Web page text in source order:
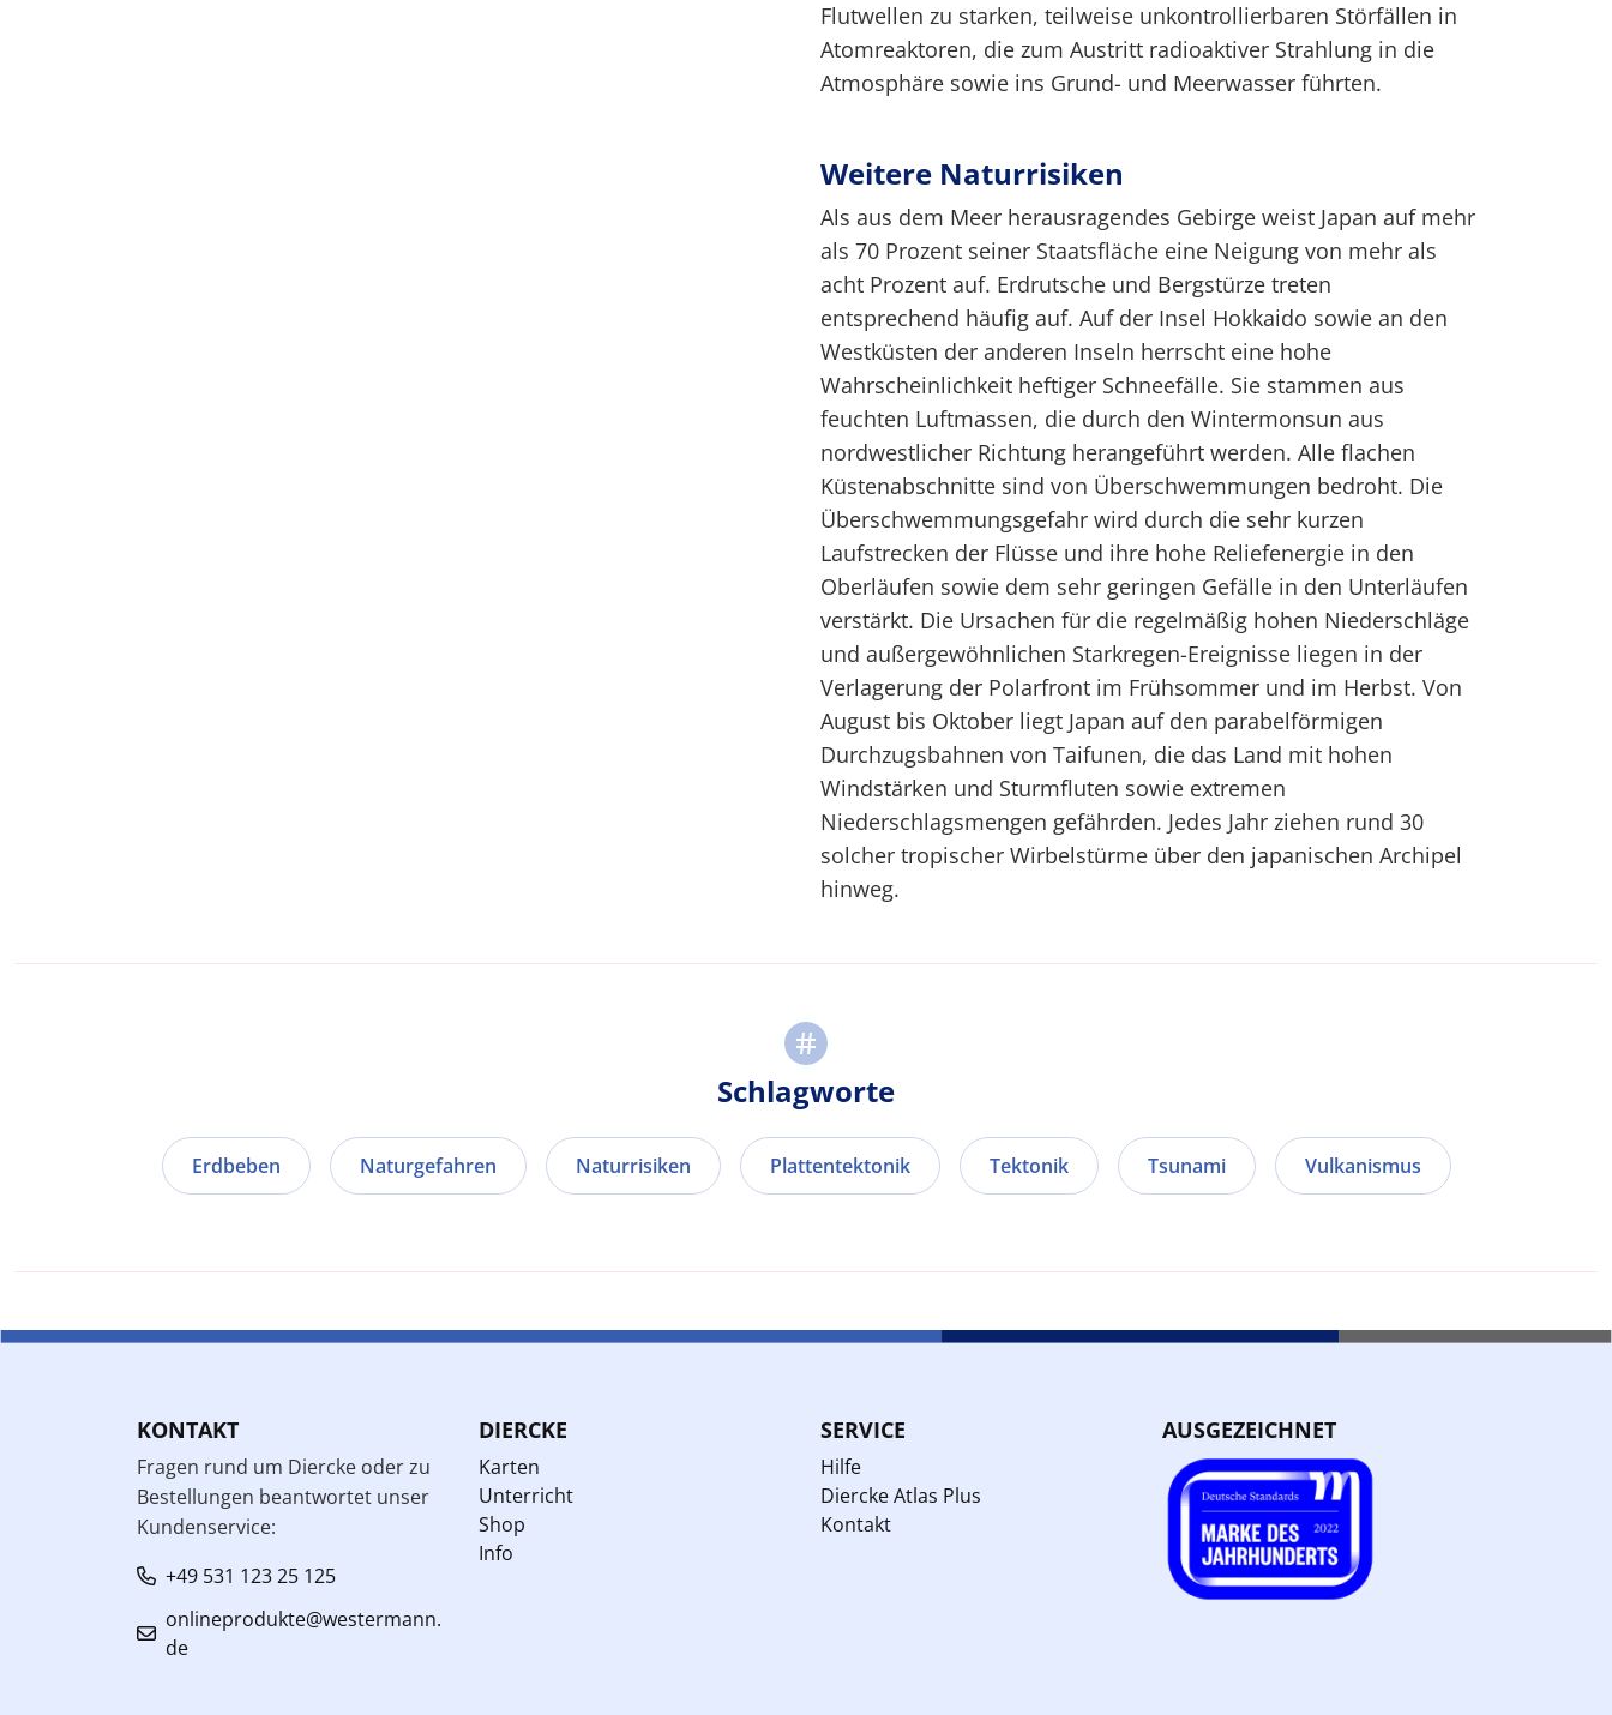
Flutwellen zu starken, teilweise unkontrollierbaren Störfällen in
Atomreaktoren, die zum Austritt radioaktiver Strahlung in die
Atmosphäre sowie ins Grund- und Meerwasser führten.
Weitere Naturrisiken
Als aus dem Meer herausragendes Gebirge weist Japan auf mehr
als 70 Prozent seiner Staatsfläche eine Neigung von mehr als
acht Prozent auf. Erdrutsche und Bergstürze treten
entsprechend häufig auf. Auf der Insel Hokkaido sowie an den
Westküsten der anderen Inseln herrscht eine hohe
Wahrscheinlichkeit heftiger Schneefälle. Sie stammen aus
feuchten Luftmassen, die durch den Wintermonsun aus
nordwestlicher Richtung herangeführt werden. Alle flachen
Küstenabschnitte sind von Überschwemmungen bedroht. Die
Überschwemmungsgefahr wird durch die sehr kurzen
Laufstrecken der Flüsse und ihre hohe Reliefenergie in den
Oberläufen sowie dem sehr geringen Gefälle in den Unterläufen
verstärkt. Die Ursachen für die regelmäßig hohen Niederschläge
und außergewöhnlichen Starkregen-Ereignisse liegen in der
Verlagerung der Polarfront im Frühsommer und im Herbst. Von
August bis Oktober liegt Japan auf den parabelförmigen
Durchzugsbahnen von Taifunen, die das Land mit hohen
Windstärken und Sturmfluten sowie extremen
Niederschlagsmengen gefährden. Jedes Jahr ziehen rund 30
solcher tropischer Wirbelstürme über den japanischen Archipel
hinweg.
Schlagworte
Erdbeben Naturgefahren Naturrisiken Plattentektonik Tektonik Tsunami Vulkanismus
KONTAKT
Fragen rund um Diercke oder zu
Bestellungen beantwortet unser
Kundenservice:
+49 531 123 25 125
onlineprodukte@westermann.
de
DIERCKE
Karten
Unterricht
Shop
Info
SERVICE
Hilfe
Diercke Atlas Plus
Kontakt
AUSGEZEICHNET